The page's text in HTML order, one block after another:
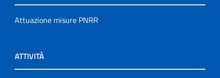
Attuazione misure PNRR
ATTIVITÀ